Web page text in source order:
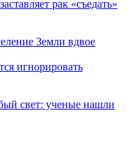
рак «съедать»
Земли вдвое
игнорировать
свет: ученые нашли